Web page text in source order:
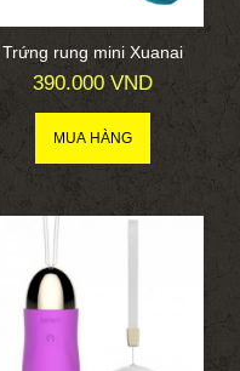
Trứng rung mini Xuanai
390.000 VND